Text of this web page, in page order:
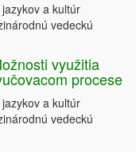
a kultúr
vedeckú
využitia
procese
a kultúr
vedeckú